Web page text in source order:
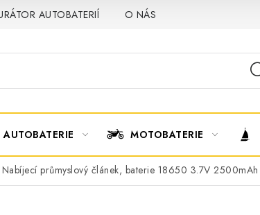
AUTOBATERIÍ O NÁS
AUTOBATERIE MOTOBATERIE
průmyslový článek, baterie 18650 3.7V 2500mAh